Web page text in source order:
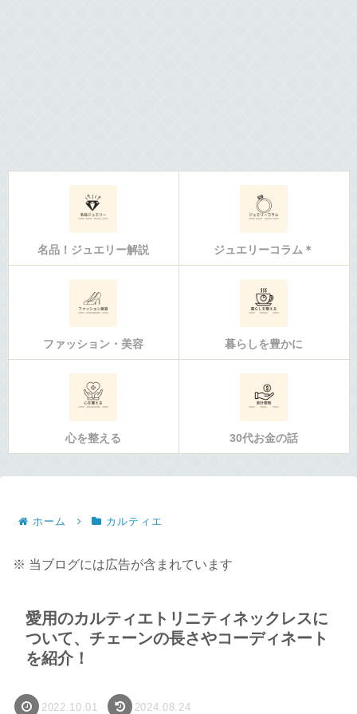
名品！ジュエリー解説 ジュエリーコラム＊
ファッション・美容 暮らしを豊かに
心を整える 30代お金の話
ホーム カルティエ
※ 当ブログには広告が含まれています
愛用のカルティエトリニティネックレスに
ついて、チェーンの長さやコーディネート
を紹介！
2022.10.01 2024.08.24